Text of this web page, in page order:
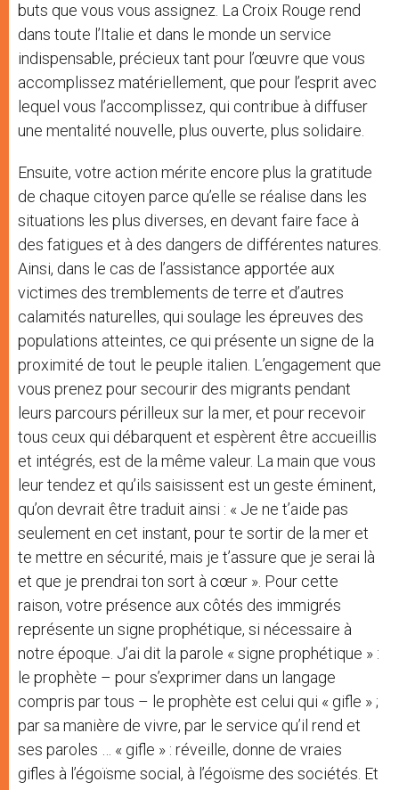
buts que vous vous assignez. La Croix Rouge rend
dans toute l’Italie et dans le monde un service
indispensable, précieux tant pour l’œuvre que vous
accomplissez matériellement, que pour l’esprit avec
lequel vous l’accomplissez, qui contribue à diffuser
une mentalité nouvelle, plus ouverte, plus solidaire.
Ensuite, votre action mérite encore plus la gratitude
de chaque citoyen parce qu’elle se réalise dans les
situations les plus diverses, en devant faire face à
des fatigues et à des dangers de différentes natures.
Ainsi, dans le cas de l’assistance apportée aux
victimes des tremblements de terre et d’autres
calamités naturelles, qui soulage les épreuves des
populations atteintes, ce qui présente un signe de la
proximité de tout le peuple italien. L’engagement que
vous prenez pour secourir des migrants pendant
leurs parcours périlleux sur la mer, et pour recevoir
tous ceux qui débarquent et espèrent être accueillis
et intégrés, est de la même valeur. La main que vous
leur tendez et qu’ils saisissent est un geste éminent,
qu’on devrait être traduit ainsi : « Je ne t’aide pas
seulement en cet instant, pour te sortir de la mer et
te mettre en sécurité, mais je t’assure que je serai là
et que je prendrai ton sort à cœur ». Pour cette
raison, votre présence aux côtés des immigrés
représente un signe prophétique, si nécessaire à
notre époque. J’ai dit la parole « signe prophétique » :
le prophète – pour s’exprimer dans un langage
compris par tous – le prophète est celui qui « gifle » ;
par sa manière de vivre, par le service qu’il rend et
ses paroles … « gifle » : réveille, donne de vraies
gifles à l’égoïsme social, à l’égoïsme des sociétés. Et